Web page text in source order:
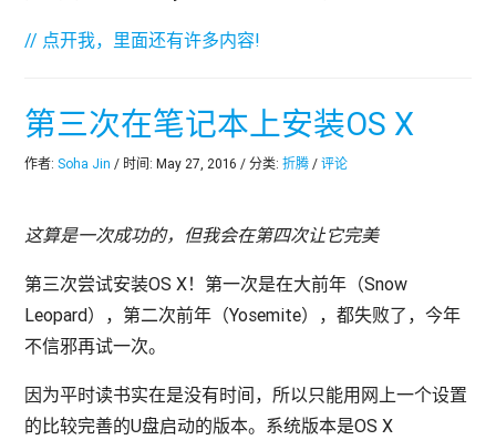
// 点开我，里面还有许多内容!
第三次在笔记本上安装OS X
作者:Soha Jin / 时间: May 27, 2016 / 分类:折腾 /评论
这算是一次成功的，但我会在第四次让它完美
第三次尝试安装OS X！第一次是在大前年（Snow
Leopard），第二次前年（Yosemite），都失败了，今年
不信邪再试一次。
因为平时读书实在是没有时间，所以只能用网上一个设置
的比较完善的U盘启动的版本。系统版本是OS X